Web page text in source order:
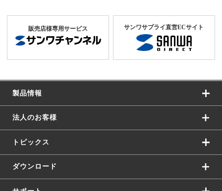
販売店様専用サービス サンワサプライ直営ECサイト
製品情報
法人のお客様
トピックス
ダウンロード